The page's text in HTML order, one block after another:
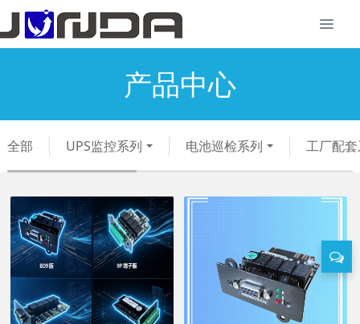
产品中心
全部 UPS监控系列 电池巡检系列 工厂配